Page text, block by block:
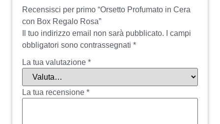
Recensisci per primo “Orsetto Profumato in Cera
con Box Regalo Rosa”
Il tuo indirizzo email non sarà pubblicato.
I campi
obbligatori sono contrassegnati *
La tua valutazione *
La tua recensione *